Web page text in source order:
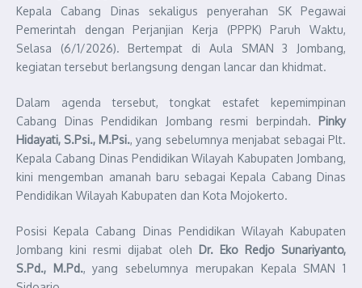
Kepala Cabang Dinas sekaligus penyerahan SK Pegawai
Pemerintah dengan Perjanjian Kerja (PPPK) Paruh Waktu,
Selasa (6/1/2026). Bertempat di Aula SMAN 3 Jombang,
kegiatan tersebut berlangsung dengan lancar dan khidmat.
Dalam agenda tersebut, tongkat estafet kepemimpinan
Cabang Dinas Pendidikan Jombang resmi berpindah. Pinky
Hidayati, S.Psi., M.Psi., yang sebelumnya menjabat sebagai Plt.
Kepala Cabang Dinas Pendidikan Wilayah Kabupaten Jombang,
kini mengemban amanah baru sebagai Kepala Cabang Dinas
Pendidikan Wilayah Kabupaten dan Kota Mojokerto.
Posisi Kepala Cabang Dinas Pendidikan Wilayah Kabupaten
Jombang kini resmi dijabat oleh Dr. Eko Redjo Sunariyanto,
S.Pd., M.Pd., yang sebelumnya merupakan Kepala SMAN 1